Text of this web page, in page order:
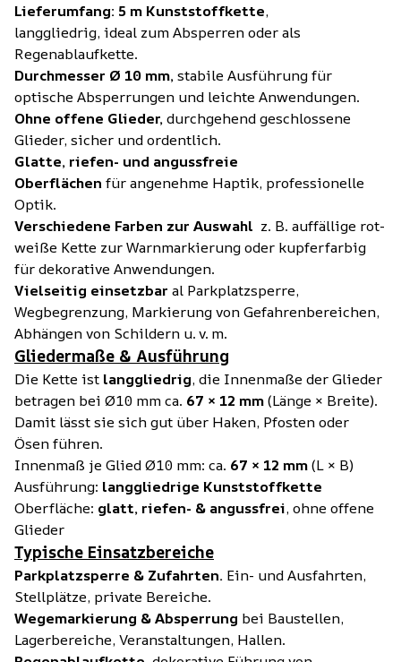
Lieferumfang: 5 m Kunststoffkette,
langgliedrig, ideal zum Absperren oder als
Regenablaufkette.
Durchmesser Ø 10 mm,stabile Ausführung für
optische Absperrungen und leichte Anwendungen.
Ohne offene Glieder,durchgehend geschlossene
Glieder, sicher und ordentlich.
Glatte, riefen- und angussfreie
Oberflächenfür angenehme Haptik, professionelle
Optik.
Verschiedene Farben zur Auswahl z. B. auffällige rot-
weiße Kette zur Warnmarkierung oder kupferfarbig
für dekorative Anwendungen.
Vielseitig einsetzbar al Parkplatzsperre,
Wegbegrenzung, Markierung von Gefahrenbereichen,
Abhängen von Schildern u. v. m.
Gliedermaße & Ausführung
Die Kette istlanggliedrig, die Innenmaße der Glieder
betragen bei Ø10 mm ca. 67 × 12 mm(Länge × Breite).
Damit lässt sie sich gut über Haken, Pfosten oder
Ösen führen.
Innenmaß je Glied Ø10 mm: ca. 67 × 12 mm(L × B)
Ausführung: langgliedrige Kunststoffkette
Oberfläche: glatt, riefen- & angussfrei, ohne offene
Glieder
Typische Einsatzbereiche
Parkplatzsperre & Zufahrten. Ein- und Ausfahrten,
Stellplätze, private Bereiche.
Wegemarkierung & Absperrung bei Baustellen,
Lagerbereiche, Veranstaltungen, Hallen.